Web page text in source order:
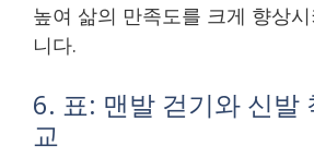
높여 삶의 만족도를 크게 향상
니다.
6. 표: 맨발 걷기와 신발
교